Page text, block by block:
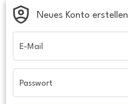
Neues Konto erstellen
E-Mail
Passwort